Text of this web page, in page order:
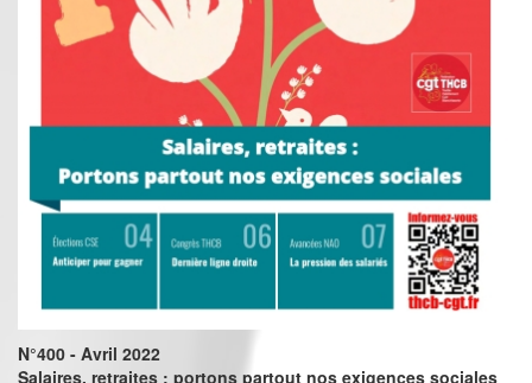
N°400 - Avril 2022
Salaires, retraites : portons partout nos exigences sociales